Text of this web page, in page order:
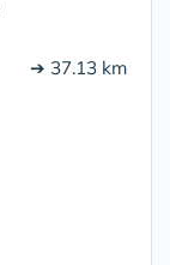
➔ 37.13 km